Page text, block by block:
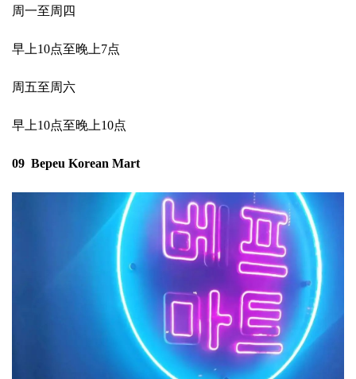
周一至周四
早上10点至晚上7点
周五至周六
早上10点至晚上10点
09 Bepeu Korean Mart